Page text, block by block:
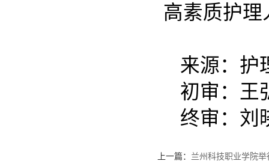
高素质护
来源：护
初审：王
终审：刘
上一篇： 兰州科技职业学院